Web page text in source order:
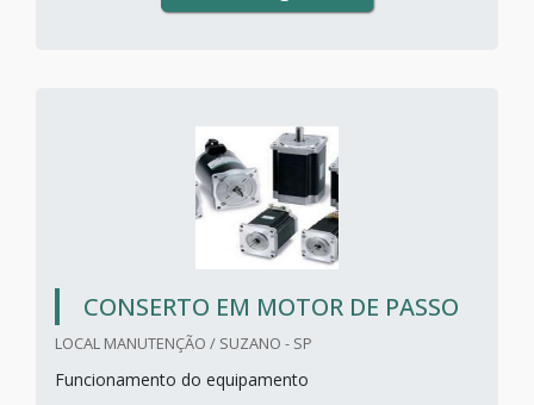
CONSERTO EM MOTOR DE PASSO
LOCAL MANUTENÇÃO / SUZANO - SP
Funcionamento do equipamento